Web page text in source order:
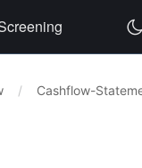

/ Cashflow-